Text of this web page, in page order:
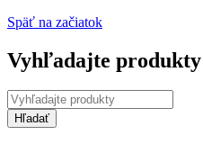
Späť na začiatok
Vyhľadajte produkty